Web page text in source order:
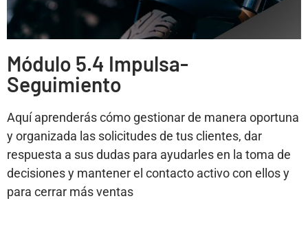
Módulo 5.4 Impulsa-
Seguimiento
Aquí aprenderás cómo gestionar de manera oportuna
y organizada las solicitudes de tus clientes, dar
respuesta a sus dudas para ayudarles en la toma de
decisiones y mantener el contacto activo con ellos y
para cerrar más ventas